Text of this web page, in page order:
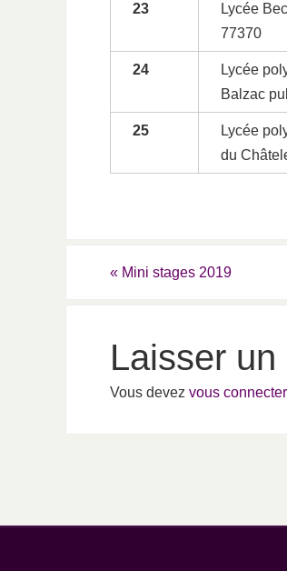
23
Lycée
77370
24
Lycée
Balzac
25
Lycée
du
« Mini stages 2019
Laisser
Vous devez vous connecter